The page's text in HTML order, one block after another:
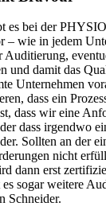
es bei der
– wie in jedem
Auditierung,
und damit das
Unternehmen
dass ein
dass wir eine
dass irgendwo
Sollten an der
nicht
dann erst
sogar weitere
Schneider.